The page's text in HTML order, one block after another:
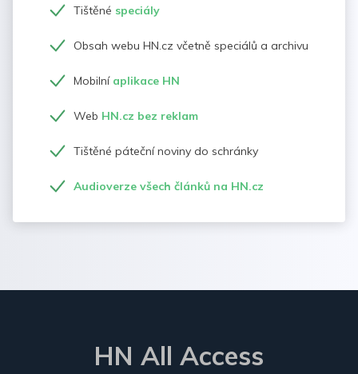
Tištěné speciály
Obsah webu HN.cz včetně speciálů a archivu
Mobilní aplikace HN
Web HN.cz bez reklam
Tištěné páteční noviny do schránky
Audioverze všech článků na HN.cz
HN All Access